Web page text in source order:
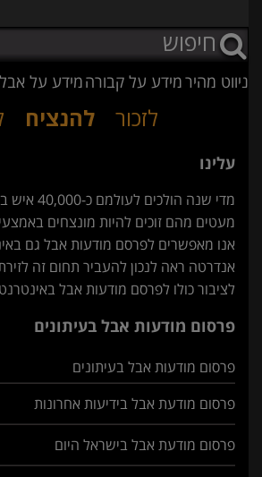
ניווט מהירמידע על קבורהמידע על
לזכור להנציח
עלינו
מדי שנה
מעטים מהם זוכים להיות מונצחים
אנו מאפשרים לפרסם מודעות אבל גם
אנדרטה ראה לנכון להעביר תחום זה
לציבור כולו לפרסם מודעות אבל
פרסום מודעות אבל בעיתונים
פרסום מודעות אבל בעיתונים
פרסום מודעת אבל בידיעות אחרונות
פרסום מודעת אבל בישראל היום